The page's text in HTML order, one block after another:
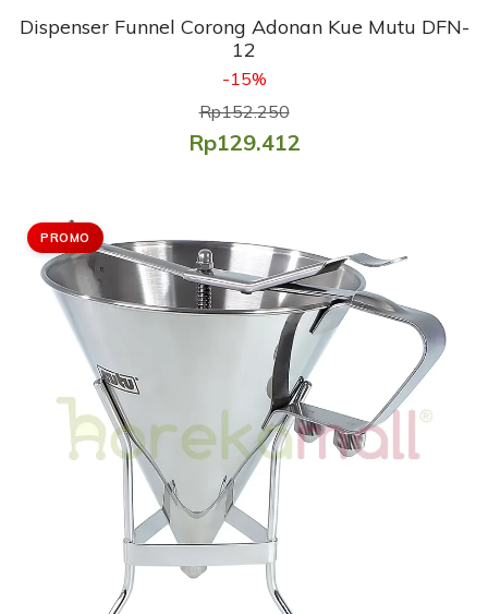
Dispenser Funnel Corong Adonan Kue Mutu DFN-
12
-15%
Rp152.250
Rp129.412
PROMO